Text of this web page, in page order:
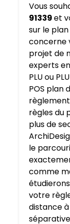
Vous
91339et
sur le
concerne
projet de
experts
PLU ou
POS plan
règlement
règles du
plus de
le
comme
votre
distance